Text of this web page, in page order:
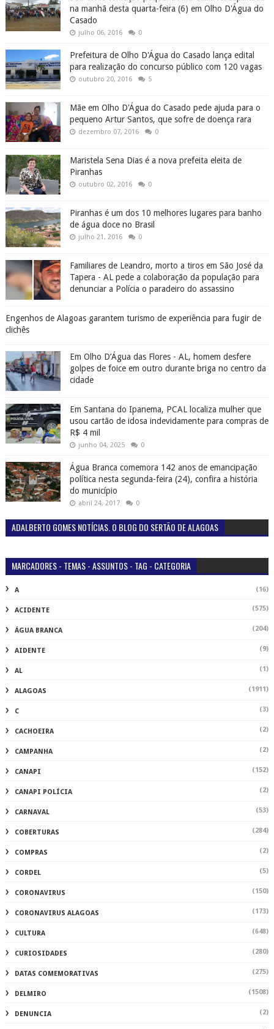
na manhã desta quarta-feira (6) em Olho D'Água do
Casado
julho 06, 2016 0
Prefeitura de Olho D'Água do Casado lança edital
para realização do concurso público com 120 vagas
outubro 20, 2016 5
Mãe em Olho D'Água do Casado pede ajuda para o
pequeno Artur Santos, que sofre de doença rara
dezembro 07, 2016 0
Maristela Sena Dias é a nova prefeita eleita de
Piranhas
outubro 02, 2016 0
Piranhas é um dos 10 melhores lugares para banho
de água doce no Brasil
julho 21, 2016 0
Familiares de Leandro, morto a tiros em São José da
Tapera - AL pede a colaboração da população para
denunciar a Polícia o paradeiro do assassino
Engenhos de Alagoas garantem turismo de experiência para fugir de
clichês
Em Olho D’Água das Flores - AL, homem desfere
golpes de foice em outro durante briga no centro da
cidade
Em Santana do Ipanema, PCAL localiza mulher que
usou cartão de idosa indevidamente para compras de
R$ 4 mil
junho 04, 2025 0
Água Branca comemora 142 anos de emancipação
política nesta segunda-feira (24), confira a história
do município
abril 24, 2017 0
ADALBERTO GOMES NOTÍCIAS. O BLOG DO SERTÃO DE ALAGOAS
MARCADORES - TEMAS - ASSUNTOS - TAG - CATEGORIA
A (16)
ACIDENTE (575)
ÁGUA BRANCA (204)
AIDENTE (9)
AL (1)
ALAGOAS (1911)
C (3)
CACHOEIRA (2)
CAMPANHA (2)
CANAPI (152)
CANAPI POLÍCIA (2)
CARNAVAL (53)
COBERTURAS (284)
COMPRAS (2)
CORDEL (5)
CORONAVIRUS (150)
CORONAVIRUS ALAGOAS (173)
CULTURA (648)
CURIOSIDADES (280)
DATAS COMEMORATIVAS (275)
DELMIRO (1508)
DENUNCIA (2)